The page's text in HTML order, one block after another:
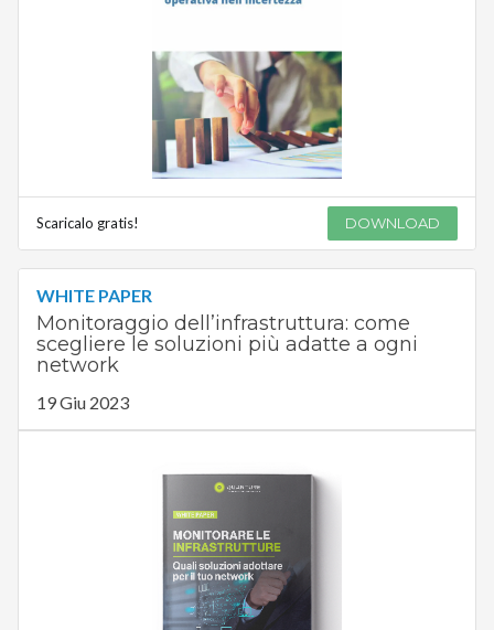
Scaricalo gratis! DOWNLOAD
WHITE PAPER
Monitoraggio dell’infrastruttura: come
scegliere le soluzioni più adatte a ogni
network
19 Giu 2023